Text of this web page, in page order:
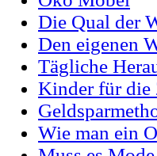
Die Qual der
Den eigenen
Tägliche
Kinder für die
Wie man ein